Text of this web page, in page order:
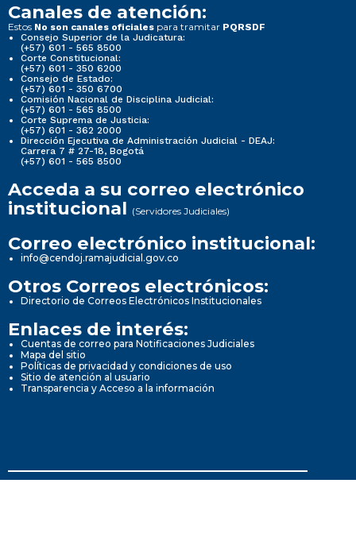
Canales de atención:
Estos No son canales oficiales para tramitar PQRSDF
Consejo Superior de la Judicatura:
(+57) 601 - 565 8500
Corte Constitucional:
(+57) 601 - 350 6200
Consejo de Estado:
(+57) 601 - 350 6700
Comisión Nacional de Disciplina Judicial:
(+57) 601 - 565 8500
Corte Suprema de Justicia:
(+57) 601 - 362 2000
Dirección Ejecutiva de Administración Judicial - DEAJ:
Carrera 7 # 27-18, Bogotá
(+57) 601 - 565 8500
Acceda a su correo electrónico
institucional (Servidores Judiciales)
Correo electrónico institucional:
info@cendoj.ramajudicial.gov.co
Otros Correos electrónicos:
Directorio de Correos Electrónicos Institucionales
Enlaces de interés:
Cuentas de correo para Notificaciones Judiciales
Mapa del sitio
Políticas de privacidad y condiciones de uso
Sitio de atención al usuario
Transparencia y Acceso a la información